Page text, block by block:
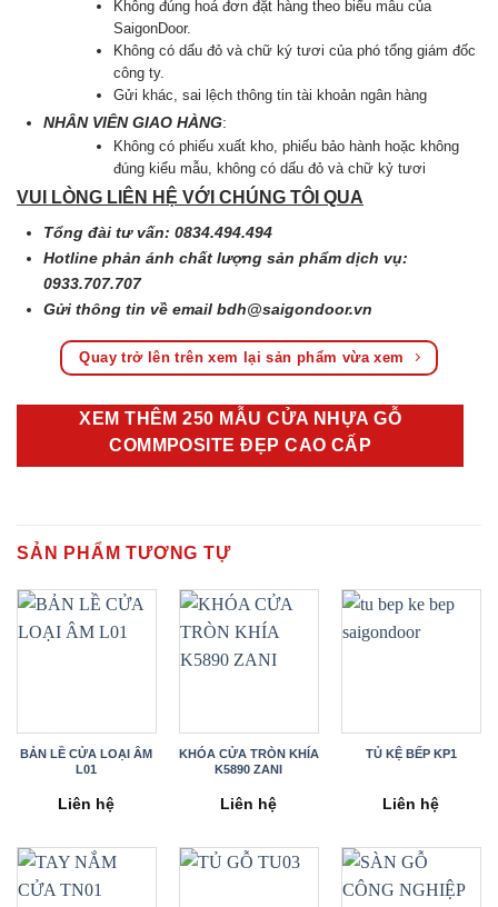
Không đúng hoá đơn đặt hàng theo biểu mẫu của
SaigonDoor.
Không có dấu đỏ và chữ ký tươi của phó tổng giám đốc
công ty.
Gửi khác, sai lệch thông tin tài khoản ngân hàng
NHÂN VIÊN GIAO HÀNG:
Không có phiếu xuất kho, phiếu bảo hành hoặc không
đúng kiểu mẫu, không có dấu đỏ và chữ kỷ tươi
VUI LÒNG LIÊN HỆ VỚI CHÚNG TÔI QUA
Tổng đài tư vấn: 0834.494.494
Hotline phản ánh chất lượng sản phẩm dịch vụ:
0933.707.707
Gửi thông tin về emailbdh@saigondoor.vn
Quay trở lên trên xem lại sản phẩm vừa xem
XEM THÊM 250 MẪU CỬA NHỰA GỖ
COMMPOSITE ĐẸP CAO CẤP
SẢN PHẨM TƯƠNG TỰ
BẢN LỀ CỬA LOẠI ÂM
L01
Liên hệ
KHÓA CỬA TRÒN KHÍA
K5890 ZANI
Liên hệ
TỦ KỆ BẾP KP1
Liên hệ